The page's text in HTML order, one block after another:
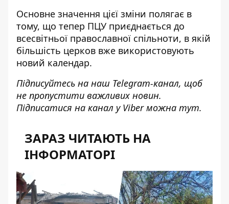
Основне значення цієї зміни полягає в
тому, що тепер ПЦУ приєднається до
всесвітньої православної спільноти, в якій
більшість церков вже використовують
новий календар.
Підписуйтесь на наш Telegram-канал, щоб
не пропустити важливих новин.
Підписатися на канал у Viber можна тут.
ЗАРАЗ ЧИТАЮТЬ НА
ІНФОРМАТОРІ